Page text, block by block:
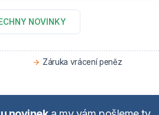
NOVINKY
Záruka vrácení peněz